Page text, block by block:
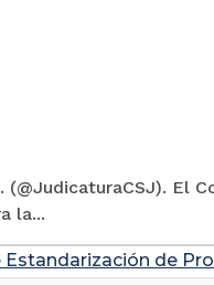
(@JudicaturaCSJ). El
la...
de